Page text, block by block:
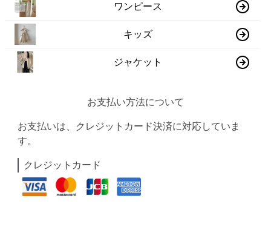
ワンピース
キッズ
ジャケット
お支払い方法について
お支払いは、クレジットカード決済に対応していま
す。
クレジットカード